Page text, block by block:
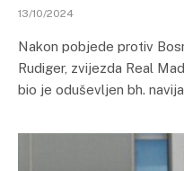
13/10/2024
Nakon pobjede protiv
Rudiger, zvijezda Real
bio je oduševljen bh.